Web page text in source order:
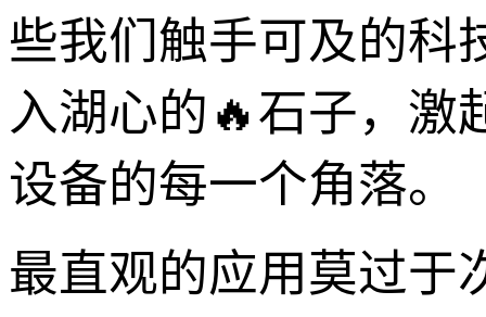
些我们触手可及的科
入湖心的🔥石子，激
设备的每一个角落。
最直观的应用莫过于